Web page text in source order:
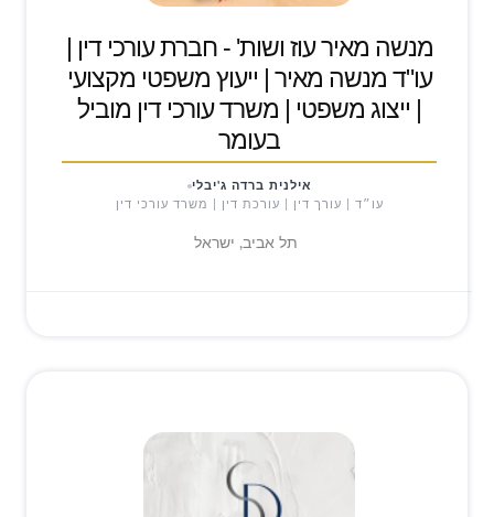
מנשה מאיר עוז ושות' - חברת עורכי דין |
עו"ד מנשה מאיר | ייעוץ משפטי מקצועי
| ייצוג משפטי | משרד עורכי דין מוביל
בעומר
אילנית ברדה ג'יבלי
עו״ד | עורך דין | עורכת דין | משרד עורכי דין
תל אביב, ישראל